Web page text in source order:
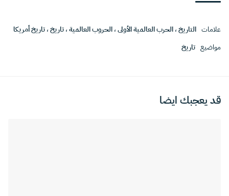
علامات التاريخ،الحرب العالمية الأولى،الحروب العالمية،تاريخ،تاريخ أمريكا
مواضيع تاريخ
قد يعجبك ايضا